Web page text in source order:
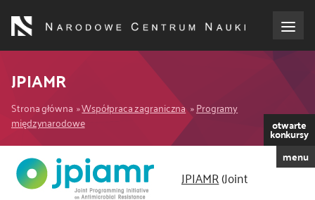
treści
dla wnioskodawców
dla realizujących projekty
dla ekspertów
JPIAMR
Ścieżka
nawigacyjna
Strona główna Współpraca zagraniczna
Programy
międzynarodowe
otwarte
konkursy
menu
JPIAMR(Joint